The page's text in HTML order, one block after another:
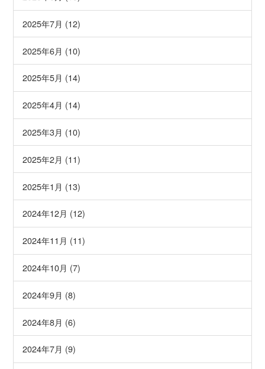
2025年7月 (12)
2025年6月 (10)
2025年5月 (14)
2025年4月 (14)
2025年3月 (10)
2025年2月 (11)
2025年1月 (13)
2024年12月 (12)
2024年11月 (11)
2024年10月 (7)
2024年9月 (8)
2024年8月 (6)
2024年7月 (9)